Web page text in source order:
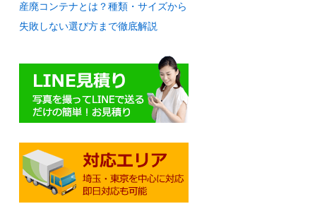
産廃コンテナとは？種類・サイズから
失敗しない選び方まで徹底解説